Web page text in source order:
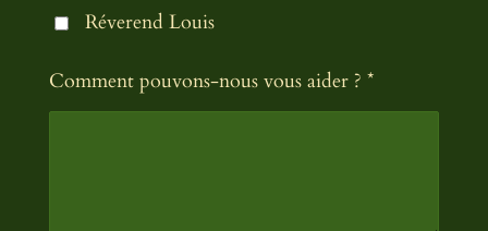
Réverend Louis
Comment pouvons-nous vous aider ? *